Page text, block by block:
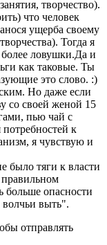
творчество).
что человек
ущерба своему
Тогда я
ловушки.Да и
как таковые. Ты
это слово. :)
Но даже если
со своей женой 15
пью чай с
к
я чувствую и
было тяги к власти
больше опасности
выть".
отправлять